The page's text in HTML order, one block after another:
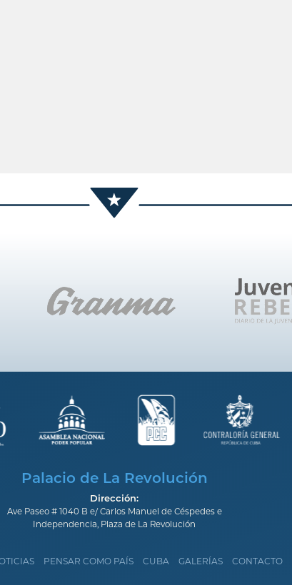
Palacio de La Revolución
Dirección:
Ave Paseo # 1040 B e/ Carlos Manuel de Céspedes e
Independencia, Plaza de La Revolución
PENSAR COMO PAÍS CUBA GALERÍAS CONTACTO